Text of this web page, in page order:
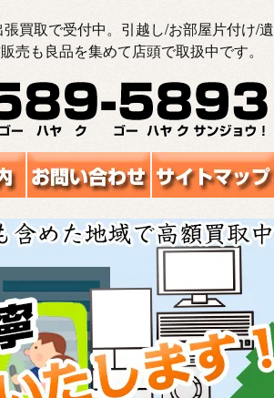
買取で受付中。引越し/お部屋片付け/遺
も良品を集めて店頭で取扱中です。